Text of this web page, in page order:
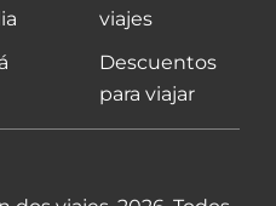
viajes
Descuentos
para viajar